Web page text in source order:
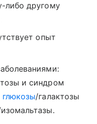
либо другому
опыт
и синдром
глюкозы/галактозы